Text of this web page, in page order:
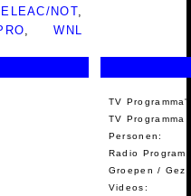
NOT
,WNL
TV
TV Programma
Personen:
Radio
Groepen /
Videos: